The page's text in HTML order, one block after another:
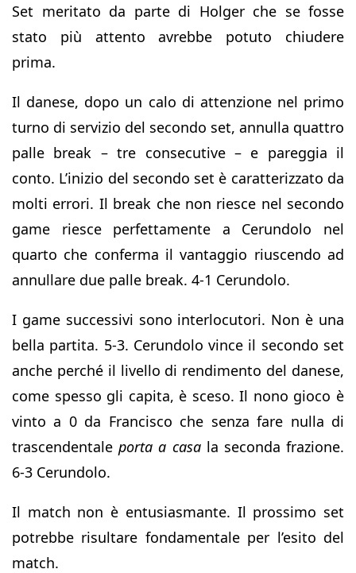
Set meritato da parte di Holger che se fosse
stato più attento avrebbe potuto chiudere
prima.
Il danese, dopo un calo di attenzione nel primo
turno di servizio del secondo set, annulla quattro
palle break – tre consecutive – e pareggia il
conto. L’inizio del secondo set è caratterizzato da
molti errori. Il break che non riesce nel secondo
game riesce perfettamente a Cerundolo nel
quarto che conferma il vantaggio riuscendo ad
annullare due palle break. 4-1 Cerundolo.
I game successivi sono interlocutori. Non è una
bella partita. 5-3. Cerundolo vince il secondo set
anche perché il livello di rendimento del danese,
come spesso gli capita, è sceso. Il nono gioco è
vinto a 0 da Francisco che senza fare nulla di
trascendentaleporta a casala seconda frazione.
6-3 Cerundolo.
Il match non è entusiasmante. Il prossimo set
potrebbe risultare fondamentale per l’esito del
match.